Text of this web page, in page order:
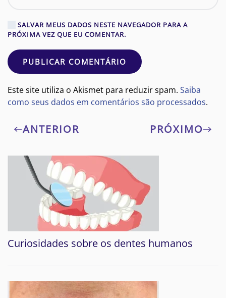
SALVAR MEUS DADOS NESTE NAVEGADOR PARA A
PRÓXIMA VEZ QUE EU COMENTAR.
PUBLICAR COMENTÁRIO
Este site utiliza o Akismet para reduzir spam. Saiba
como seus dados em comentários são processados.
ANTERIOR PRÓXIMO
Curiosidades sobre os dentes humanos